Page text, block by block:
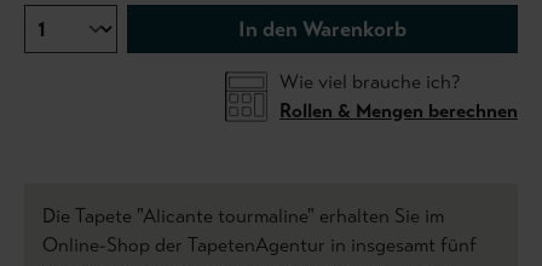
In den Warenkorb
Wie viel brauche ich?
Rollen & Mengen berechnen
Die Tapete "Alicante tourmaline" erhalten Sie im
Online-Shop der TapetenAgentur in insgesamt fünf